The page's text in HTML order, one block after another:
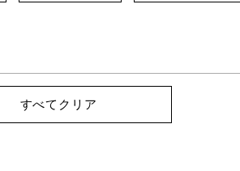
すべてクリア